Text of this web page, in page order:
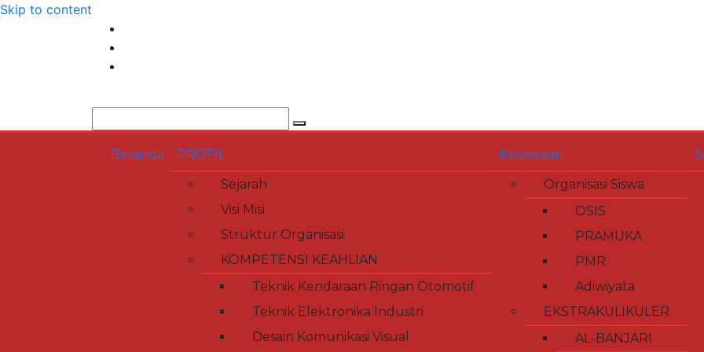
Skip to content
Beranda
PROFIL
Sejarah
Visi Misi
Struktur Organisasi
KOMPETENSI KEAHLIAN
Teknik Kendaraan Ringan Otomotif
Teknik Elektronika Industri
Desain Komunikasi Visual
Kesiswaan
Organisasi Siswa
OSIS
PRAMUKA
PMR
Adiwiyata
EKSTRAKULIKULER
AL-BANJARI